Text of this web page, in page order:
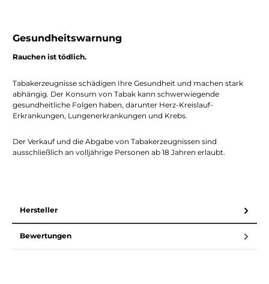
Gesundheitswarnung
Rauchen ist tödlich.
Tabakerzeugnisse schädigen Ihre Gesundheit und machen stark
abhängig. Der Konsum von Tabak kann schwerwiegende
gesundheitliche Folgen haben, darunter Herz-Kreislauf-
Erkrankungen, Lungenerkrankungen und Krebs.
Der Verkauf und die Abgabe von Tabakerzeugnissen sind
ausschließlich an volljährige Personen ab 18 Jahren erlaubt.
Hersteller
Bewertungen